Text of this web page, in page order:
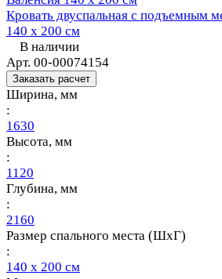
Кровать двуспальная с подъемным
140 х 200 см
В наличии
Арт. 00-00074154
Заказать расчет
Ширина, мм
:
1630
Высота, мм
:
1120
Глубина, мм
:
2160
Размер спального места (ШхГ)
:
140 х 200 см